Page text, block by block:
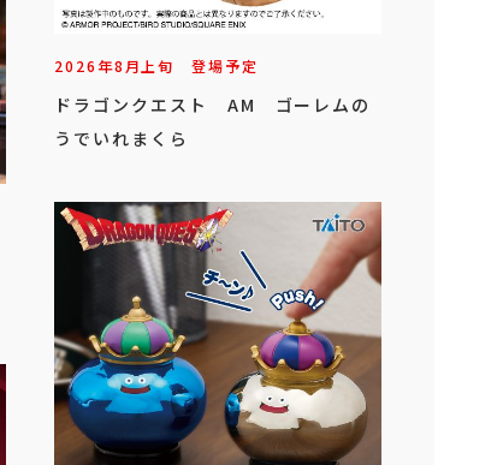
2026年8月上旬 登場予定
ドラゴンクエスト AM ゴーレムの
うでいれまくら